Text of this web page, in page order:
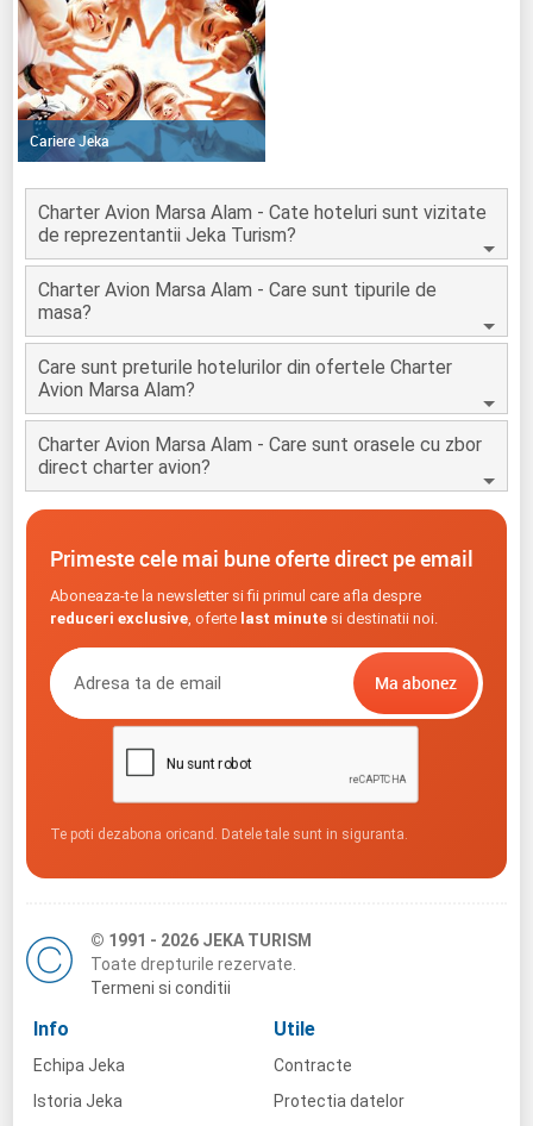
Cariere Jeka
Charter Avion Marsa Alam - Cate hoteluri sunt vizitate
de reprezentantii Jeka Turism?
Charter Avion Marsa Alam - Care sunt tipurile de
masa?
Care sunt preturile hotelurilor din ofertele Charter
Avion Marsa Alam?
Charter Avion Marsa Alam - Care sunt orasele cu zbor
direct charter avion?
Primeste cele mai bune oferte direct pe email
Aboneaza-te la newsletter si fii primul care afla despre
reduceri exclusive, oferte last minutesi destinatii noi.
Te poti dezabona oricand. Datele tale sunt in siguranta.
© 1991 - 2026 JEKA TURISM
Toate drepturile rezervate.
Termeni si conditii
Info
Echipa Jeka
Istoria Jeka
Utile
Contracte
Protectia datelor